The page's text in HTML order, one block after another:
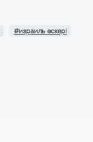
#израиль әскері